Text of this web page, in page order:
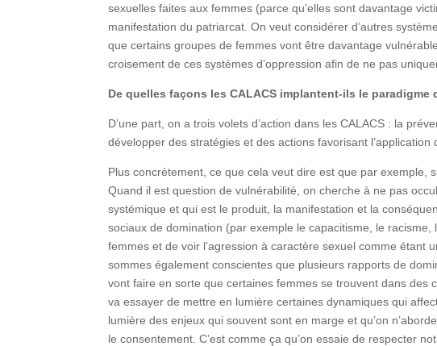
sexuelles faites aux femmes (parce qu’elles sont davantage
manifestation du patriarcat. On veut considérer d’autres
que certains groupes de femmes vont être davantage
croisement de ces systèmes d’oppression afin de ne pas
De quelles façons les CALACS implantent-ils le
D’une part, on a trois volets d’action dans les CALACS : la
développer des stratégies et des actions favorisant l’application
Plus concrètement, ce que cela veut dire est que par exemple,
Quand il est question de vulnérabilité, on cherche à ne pas
systémique et qui est le produit, la manifestation et la
sociaux de domination (par exemple le capacitisme, le
femmes et de voir l’agression à caractère sexuel comme étant
sommes également conscientes que plusieurs rapports de
vont faire en sorte que certaines femmes se trouvent dans des
va essayer de mettre en lumière certaines dynamiques qui
lumière des enjeux qui souvent sont en marge et qu’on
le consentement. C’est comme ça qu’on essaie de respecter